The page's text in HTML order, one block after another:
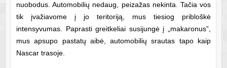
nuobodus. Automobilių nedaug, peizažas nekinta. Tačia vos
tik įvažiavome į jo teritoriją, mus tiesiog pribloškė
intensyvumas. Paprasti greitkeliai susijungė į „makaronus”,
mus apsupo pastatų aibė, automobilių srautas tapo kaip
Nascar trasoje.